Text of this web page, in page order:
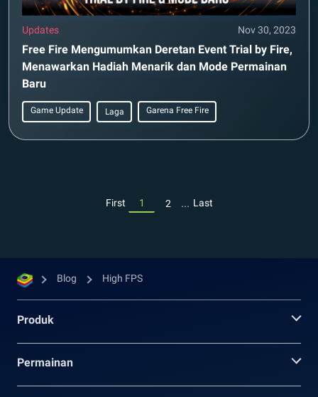
Updates Nov 30, 2023
Free Fire Mengumumkan Deretan Event Trial by Fire,
Menawarkan Hadiah Menarik dan Mode Permainan
Baru
Game Update Laga Garena Free Fire
First 1 2 ... Last
Blog High FPS
Produk
Permainan